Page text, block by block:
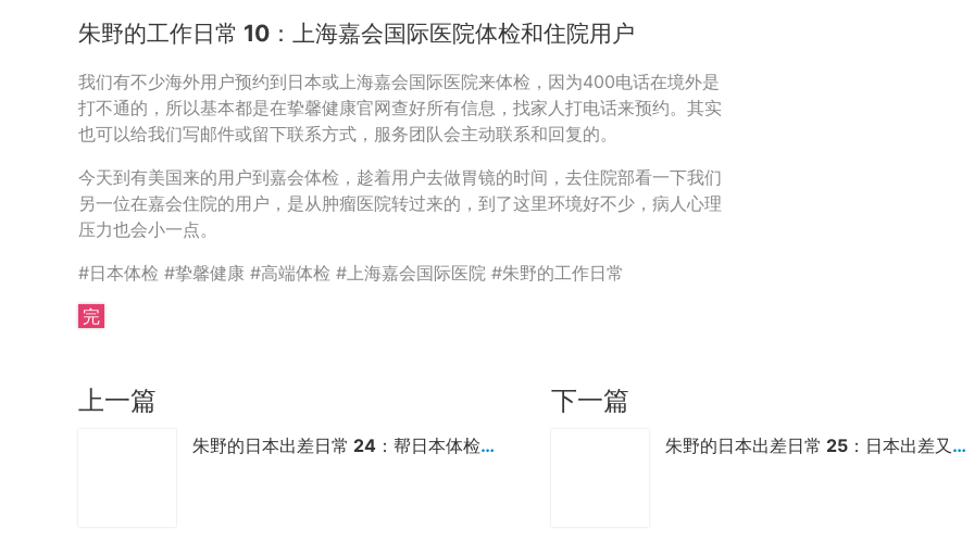
朱野的工作日常 10：上海嘉会国际医院体检和住院用户
我们有不少海外用户预约到日本或上海嘉会国际医院来体检，因为400电话在境外是
打不通的，所以基本都是在挚馨健康官网查好所有信息，找家人打电话来预约。其实
也可以给我们写邮件或留下联系方式，服务团队会主动联系和回复的。
今天到有美国来的用户到嘉会体检，趁着用户去做胃镜的时间，去住院部看一下我们
另一位在嘉会住院的用户，是从肿瘤医院转过来的，到了这里环境好不少，病人心理
压力也会小一点。
#日本体检 #挚馨健康 #高端体检 #上海嘉会国际医院 #朱野的工作日常
完
上一篇
朱野的日本出差日常 24：帮日本体检用户取药，送用户去机场
下一篇
朱野的日本出差日常 25：日本出差又一程，磁悬浮奔机场